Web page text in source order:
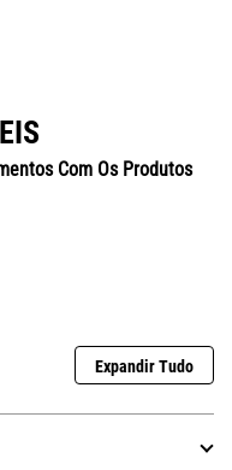
Com Os Produtos
Expandir Tudo